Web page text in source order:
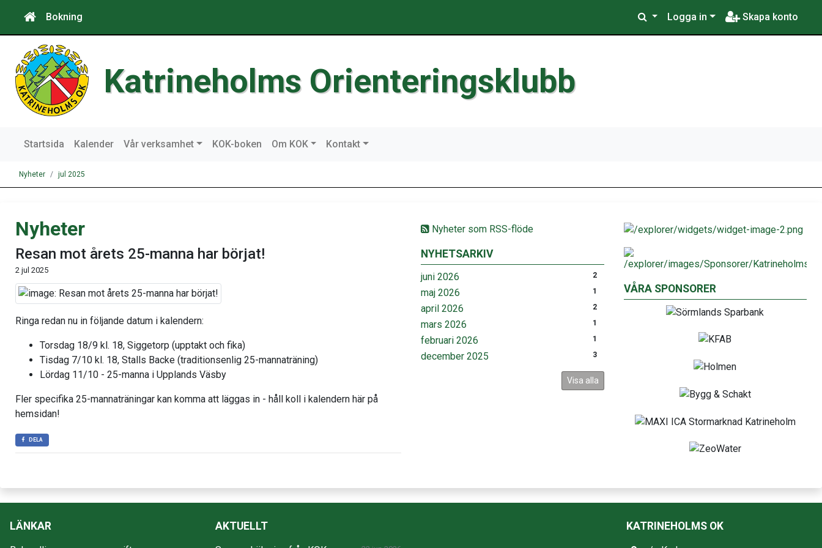
Bokning Logga in Skapa konto
Katrineholms Orienteringsklubb
Startsida Kalender Vår verksamhet KOK-boken Om KOK Kontakt
Nyheter jul 2025
Nyheter som RSS-flöde
NYHETSARKIV
juni 2026 2
maj 2026 1
april 2026 2
mars 2026 1
februari 2026 1
december 2025 3
Visa alla
Nyheter
Resan mot årets 25-manna har börjat!
2 jul 2025
Ringa redan nu in följande datum i kalendern:
Torsdag 18/9 kl. 18, Siggetorp (upptakt och fika)
Tisdag 7/10 kl. 18, Stalls Backe (traditionsenlig 25-mannaträning)
Lördag 11/10 - 25-manna i Upplands Väsby
Fler specifika 25-mannaträningar kan komma att läggas in - håll koll i kalendern här på
hemsidan!
DELA
VÅRA SPONSORER
LÄNKAR AKTUELLT KATRINEHOLMS OK